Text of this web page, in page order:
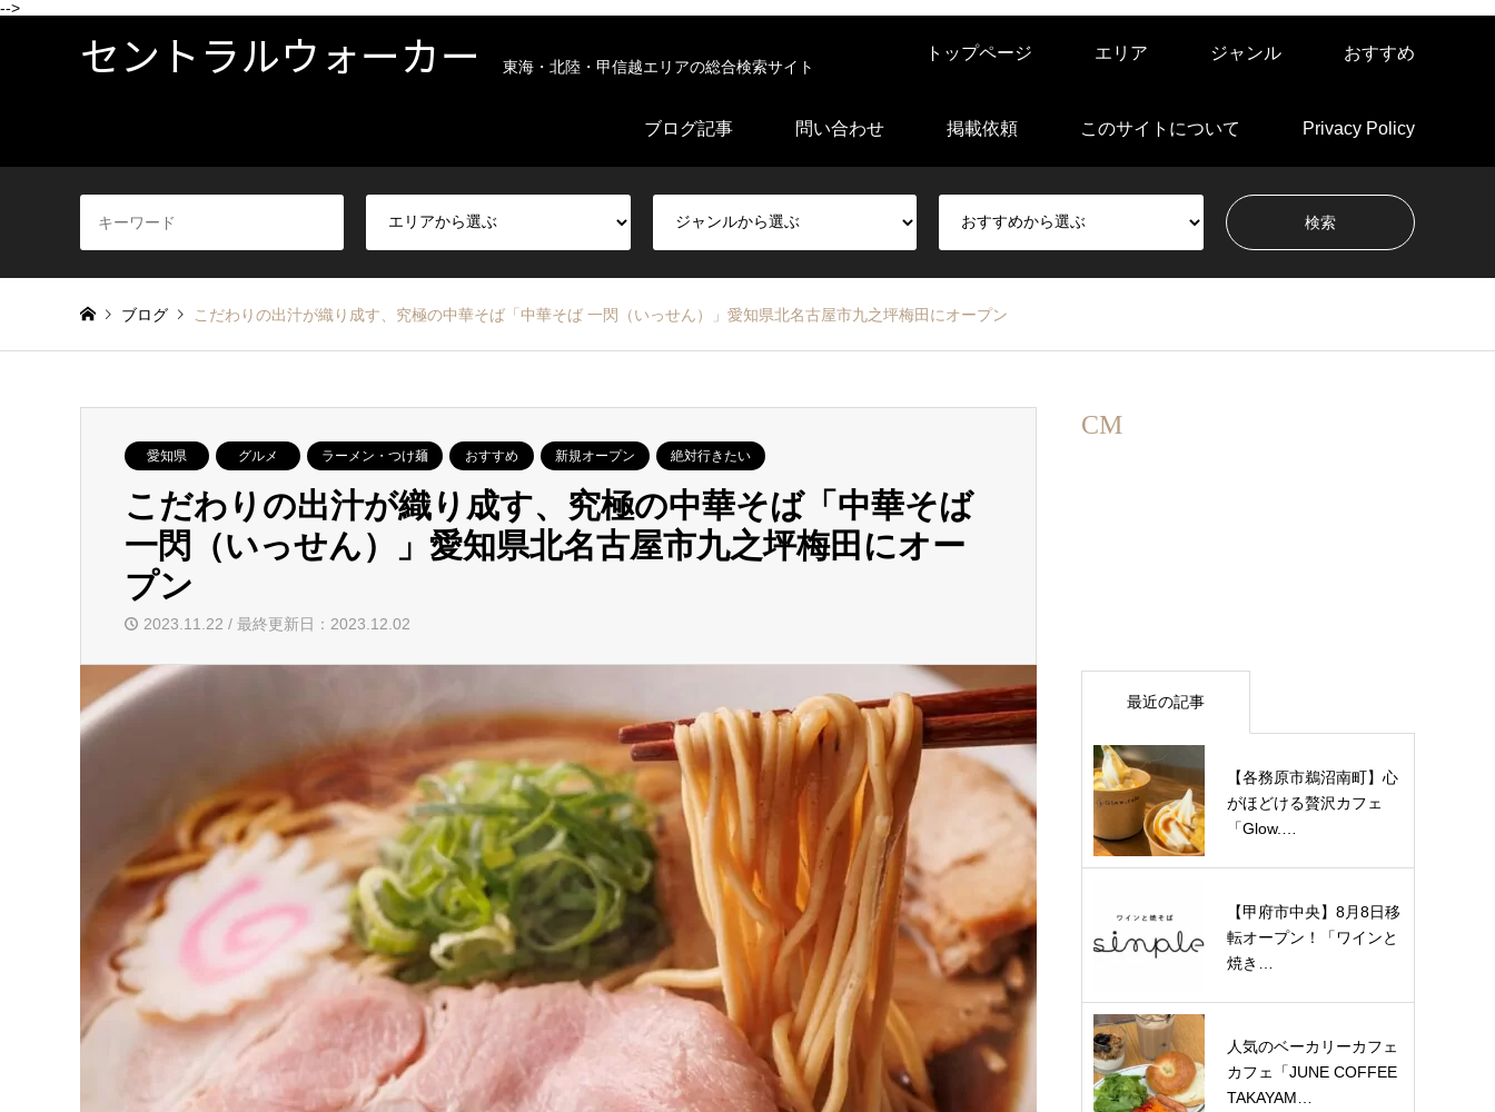
-->
セントラルウォーカー 東海・北陸・甲信越エリアの総合検索サイト
トップページ エリア ジャンル おすすめ
ブログ記事 問い合わせ 掲載依頼 このサイトについて Privacy Policy
ブログ こだわりの出汁が織り成す、究極の中華そば「中華そば 一閃（いっせん）」愛知県北名古屋市九之坪梅田にオープン
愛知県 グルメ ラーメン・つけ麺 おすすめ 新規オープン 絶対行きたい
こだわりの出汁が織り成す、究極の中華そば「中華そば
一閃（いっせん）」愛知県北名古屋市九之坪梅田にオー
プン
2023.11.22 / 最終更新日：2023.12.02
CM
最近の記事
【各務原市鵜沼南町】心
がほどける贅沢カフェ
「Glow.…
【甲府市中央】8月8日移
転オープン！「ワインと
焼き…
人気のベーカリーカフェ
カフェ「JUNE COFFEE
TAKAYAM…